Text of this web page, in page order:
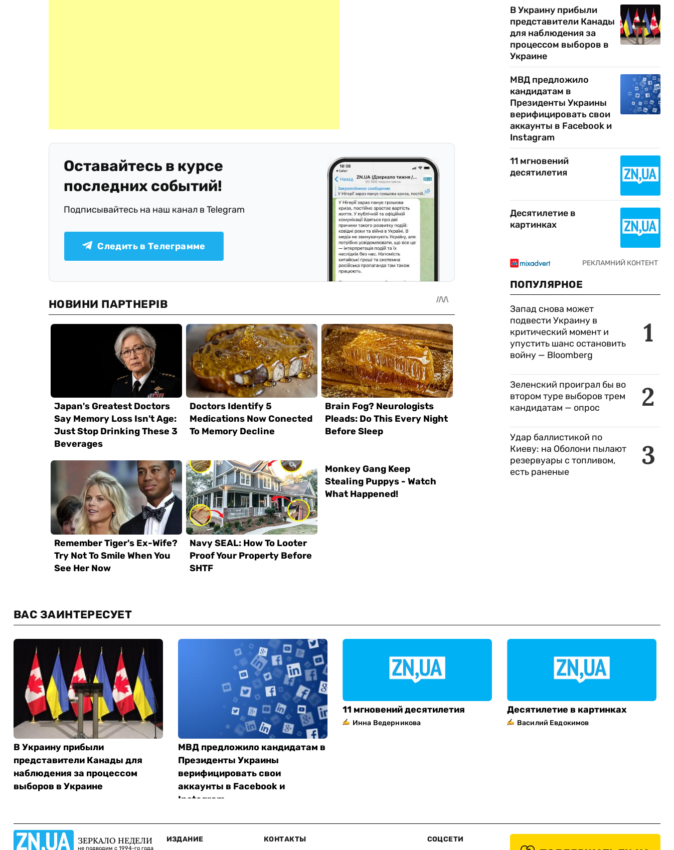
Оставайтесь в курсе
последних событий!
Подписывайтесь на наш канал в Telegram
Следить в Телеграмме
В Украину прибыли
представители Канады
для наблюдения за
процессом выборов в
Украине
МВД предложило
кандидатам в
Президенты Украины
верифицировать свои
аккаунты в Facebook и
Instagram
11 мгновений
десятилетия
Десятилетие в
картинках
ПОПУЛЯРНОЕ
1
Запад снова может
подвести Украину в
критический момент и
упустить шанс остановить
войну — Bloomberg
2
Зеленский проиграл бы во
втором туре выборов трем
кандидатам — опрос
3
Удар баллистикой по
Киеву: на Оболони пылают
резервуары с топливом,
есть раненые
ВАС ЗАИНТЕРЕСУЕТ
В Украину прибыли
представители Канады для
наблюдения за процессом
выборов в Украине
МВД предложило кандидатам в
Президенты Украины
верифицировать свои
аккаунты в Facebook и
Instagram
11 мгновений десятилетия
Инна Ведерникова
Десятилетие в картинках
Василий Евдокимов
ЗЕРКАЛО НЕДЕЛИ
не подводим с 1994-го года
ИЗДАНИЕ КОНТАКТЫ СОЦСЕТИ